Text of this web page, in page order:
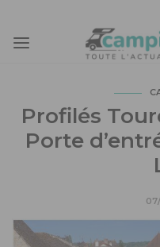
Profilés
Porte